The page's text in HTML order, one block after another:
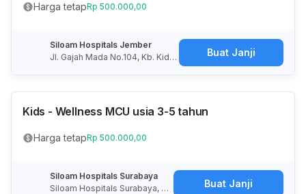
Harga tetapRp 500.000,00
Siloam Hospitals Jember
Jl. Gajah Mada No.104, Kb. Kidul,
68131
Buat Janji
Kids - Wellness MCU usia 3-5 tahun
Harga tetapRp 500.000,00
Siloam Hospitals Surabaya
Siloam Hospitals Surabaya, Jal
Buat Janji